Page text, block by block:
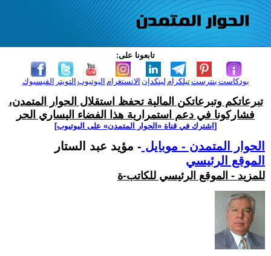
تابعونا على:
الفيسبوك التويتر اليوتيوب الانستغرام لينكدإن تيلكرامبنترست بودكاست
تبرعاتكم وتبرعاتكن المالية تحفظ استقلال الحوار المتمدن،
فشاركونا في دعم استمرارية هذا الفضاء اليساري الحر
[اشترك في قناة ‫«الحوار المتمدن» على اليوتيوب]
الحوار المتمدن - موبايل - مؤيد عبد الستار
الموقع الرئيسي
للمزيد - الموقع الرئيسي للكاتب-ة